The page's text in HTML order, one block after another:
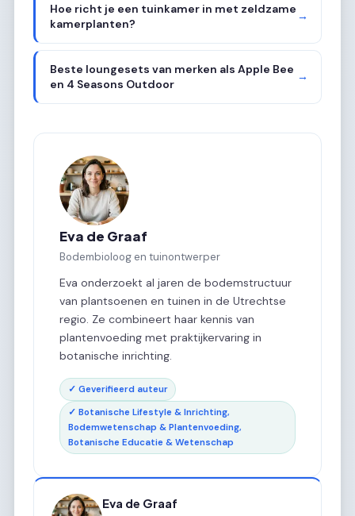
Hoe richt je een tuinkamer in met zeldzame
kamerplanten?
→
Beste loungesets van merken als Apple Bee
en 4 Seasons Outdoor
→
Eva de Graaf
Bodembioloog en tuinontwerper
Eva onderzoekt al jaren de bodemstructuur
van plantsoenen en tuinen in de Utrechtse
regio. Ze combineert haar kennis van
plantenvoeding met praktijkervaring in
botanische inrichting.
✓ Geverifieerd auteur
✓ Botanische Lifestyle & Inrichting,
Bodemwetenschap & Plantenvoeding,
Botanische Educatie & Wetenschap
Eva de Graaf